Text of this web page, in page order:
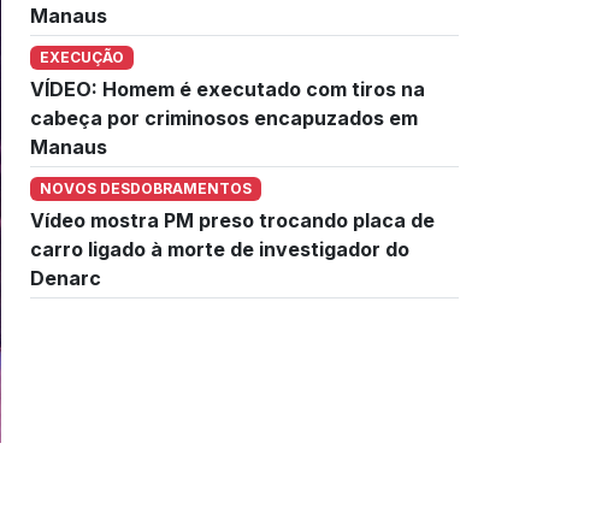
Manaus
EXECUÇÃO
VÍDEO: Homem é executado com tiros na
cabeça por criminosos encapuzados em
Manaus
NOVOS DESDOBRAMENTOS
Vídeo mostra PM preso trocando placa de
carro ligado à morte de investigador do
Denarc